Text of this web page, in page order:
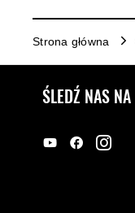
Strona główna
ŚLEDŹ NAS NA